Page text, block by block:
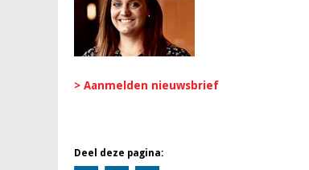
> Aanmelden nieuwsbrief
Deel deze pagina: